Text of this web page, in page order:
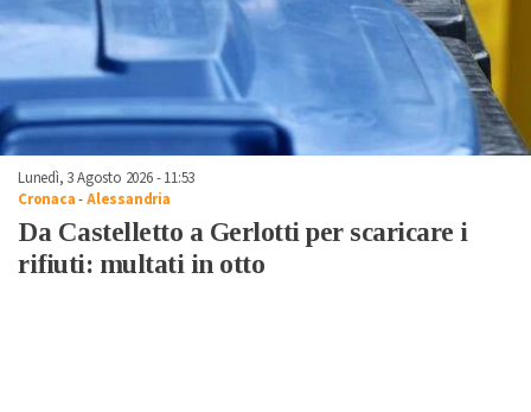
Lunedì, 3 Agosto 2026 - 11:53
Cronaca-Alessandria
Da Castelletto a Gerlotti per scaricare i
rifiuti: multati in otto